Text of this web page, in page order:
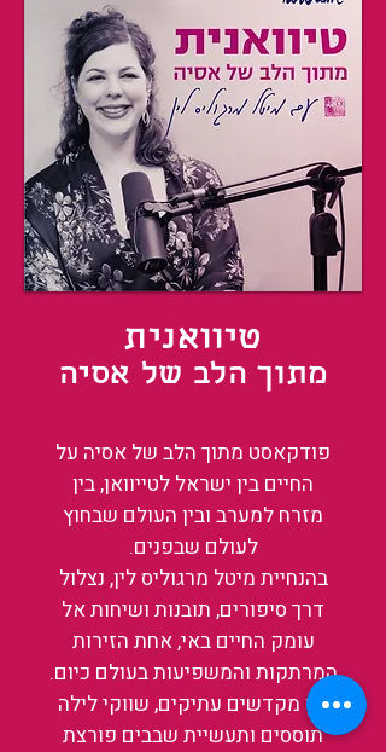
טיוואנית
מתוך הלב של אסיה
פודקאסט מתוך הלב של אסיה על
החיים בין ישראל לטייוואן, בין
מזרח למערב ובין העולם שבחוץ
לעולם שבפנים.
בהנחיית מיטל מרגוליס לין, נצלול
דרך סיפורים, תובנות ושיחות אל
עומק החיים באי, אחת הזירות
המרתקות והמשפיעות בעולם כיום.
בין מקדשים עתיקים, שווקי לילה
תוססים ותעשיית שבבים פורצת